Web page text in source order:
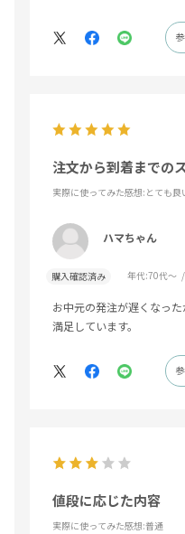
注文から到着までの
実際に使ってみた感想:とても良
ハマちゃん
購入確認済み 年代:70代～
お中元の発注が遅くなっ
満足しています。
値段に応じた内容
実際に使ってみた感想:普通